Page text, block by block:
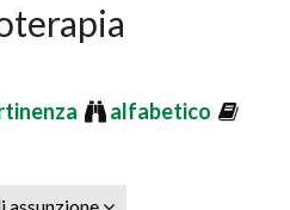
alfabetico